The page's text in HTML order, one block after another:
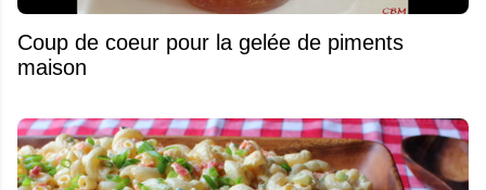
Coup de coeur pour la gelée de piments
maison